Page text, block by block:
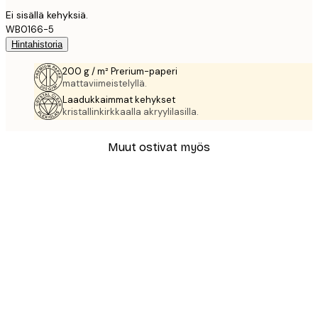
Ei sisällä kehyksiä.
WB0166-5
Hintahistoria
200 g / m² Prerium-paperi
mattaviimeistelyllä.
Laadukkaimmat kehykset
kristallinkirkkaalla akryylilasilla.
Muut ostivat myös